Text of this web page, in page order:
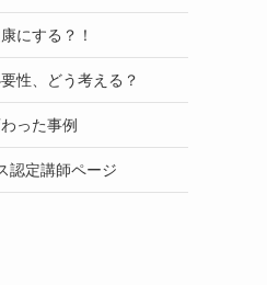
にする？！
性、どう考える？
った事例
認定講師ページ